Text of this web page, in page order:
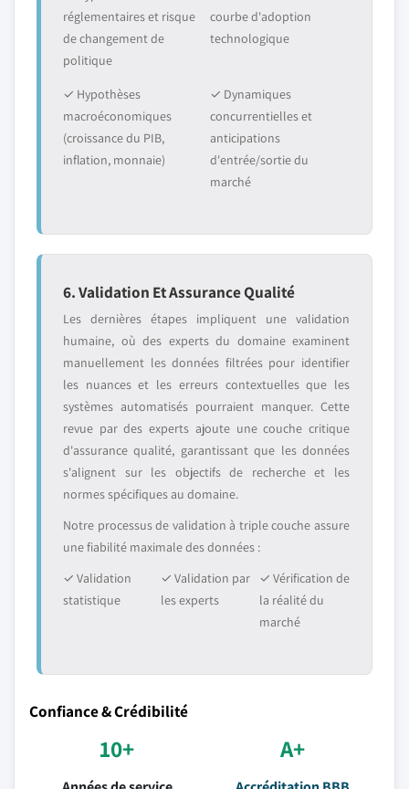
réglementaires et risque
de changement de
politique
courbe d'adoption
technologique
✓ Hypothèses
macroéconomiques
(croissance du PIB,
inflation, monnaie)
✓ Dynamiques
concurrentielles et
anticipations
d'entrée/sortie du
marché
6. Validation Et Assurance Qualité
Les dernières étapes impliquent une validation
humaine, où des experts du domaine examinent
manuellement les données filtrées pour identifier
les nuances et les erreurs contextuelles que les
systèmes automatisés pourraient manquer. Cette
revue par des experts ajoute une couche critique
d'assurance qualité, garantissant que les données
s'alignent sur les objectifs de recherche et les
normes spécifiques au domaine.
Notre processus de validation à triple couche assure
une fiabilité maximale des données :
✓ Validation
statistique
✓ Validation par
les experts
✓ Vérification de
la réalité du
marché
Confiance & Crédibilité
10+ A+